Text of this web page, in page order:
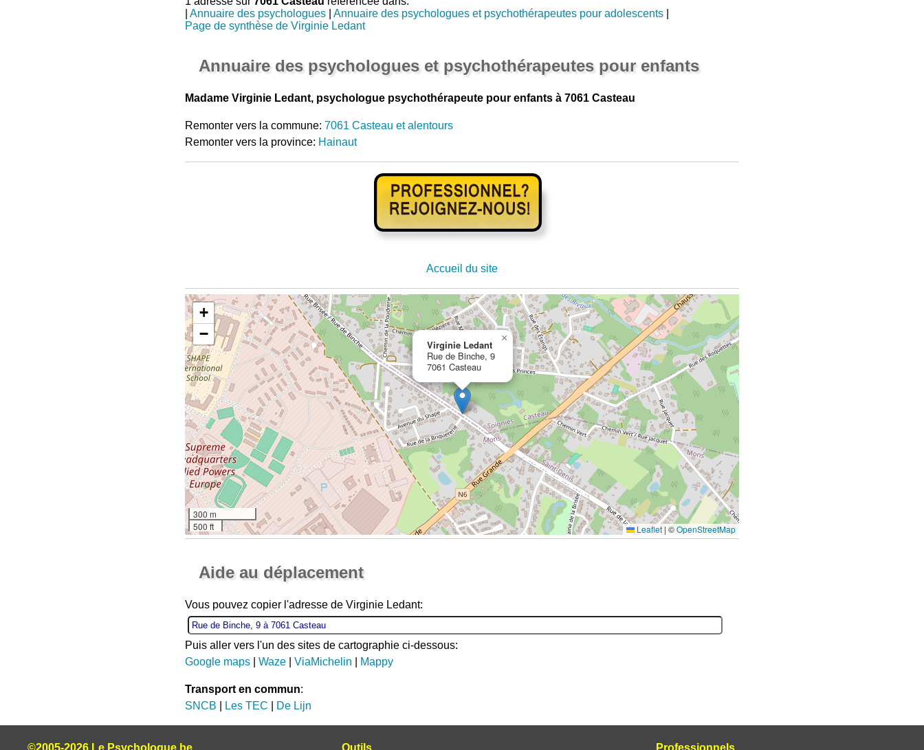
Annuaire des psychologues| Annuaire des psychologues et psychothérapeutes pour adolescents|
Page de synthèse de Virginie Ledant
Annuaire des psychologues et psychothérapeutes pour enfants
Madame Virginie Ledant, psychologue psychothérapeute pour enfants à 7061 Casteau
Remonter vers la commune: 7061 Casteau et alentours
Remonter vers la province: Hainaut
Accueil du site
Virginie Ledant
Rue de Binche, 9
7061 Casteau
×
+
−
300 m
500 ft
Leaflet | ©OpenStreetMap
Aide au déplacement
Vous pouvez copier l'adresse de Virginie Ledant:
Puis aller vers l'un des sites de cartographie ci-dessous:
Google maps| Waze| ViaMichelin Mappy
Transport en commun:
SNCB
Les TEC De Lijn